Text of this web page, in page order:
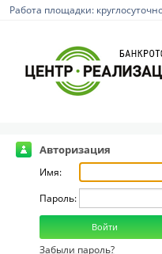
Работа площадки:
Авторизация
Имя:
Пароль:
Забыли пароль?